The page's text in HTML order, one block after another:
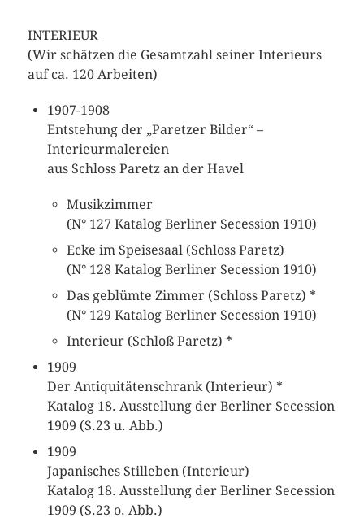
INTERIEUR
(Wir schätzen die Gesamtzahl seiner Interieurs
auf ca. 120 Arbeiten)
1907-1908
Entstehung der „Paretzer Bilder“ –
Interieurmalereien
aus Schloss Paretz an der Havel
Musikzimmer
(N° 127 Katalog Berliner Secession 1910)
Ecke im Speisesaal (Schloss Paretz)
(N° 128 Katalog Berliner Secession 1910)
Das geblümte Zimmer (Schloss Paretz) *
(N° 129 Katalog Berliner Secession 1910)
Interieur (Schloß Paretz) *
1909
Der Antiquitätenschrank (Interieur) *
Katalog 18. Ausstellung der Berliner Secession
1909 (S.23 u. Abb.)
1909
Japanisches Stilleben (Interieur)
Katalog 18. Ausstellung der Berliner Secession
1909 (S.23 o. Abb.)